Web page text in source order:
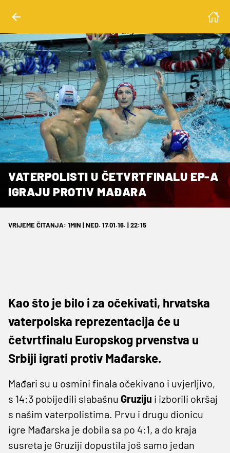
VATERPOLISTI U ČETVRTFINALU EP-A
IGRAJU PROTIV MAĐARA
VRIJEME ČITANJA: 1MIN | NED. 17.01.16. | 22:15
Kao što je bilo i za očekivati, hrvatska
vaterpolska reprezentacija će u
četvrtfinalu Europskog prvenstva u
Srbiji igrati protiv Mađarske.
Mađari su u osmini finala očekivano i uvjerljivo,
s 14:3 pobijedili slabašnu Gruziju i izborili okršaj
s našim vaterpolistima. Prvu i drugu dionicu
igre Mađarska je dobila sa po 4:1, a do kraja
susreta je Gruziji dopustila još samo jedan